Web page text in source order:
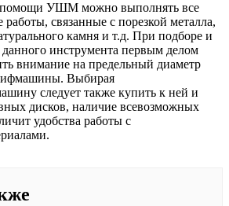
УШМ можно выполнять все
связанные с порезкой металла,
камня и т.д. При подборе и
инструмента первым делом
внимание на предельный диаметр
Выбирая
следует также купить к ней и
дисков, наличие всевозможных
удобства работы с